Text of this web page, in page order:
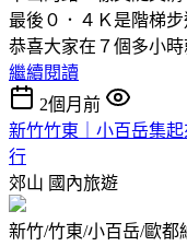
最後０．４Ｋ是階梯
恭喜大家在７個多小
繼續閱讀
2個月前
新竹竹東｜小百岳集
行
郊山 國內旅遊
新竹/竹東/小百岳/歐都